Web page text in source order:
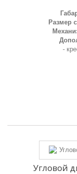
Размер
-
Угловой